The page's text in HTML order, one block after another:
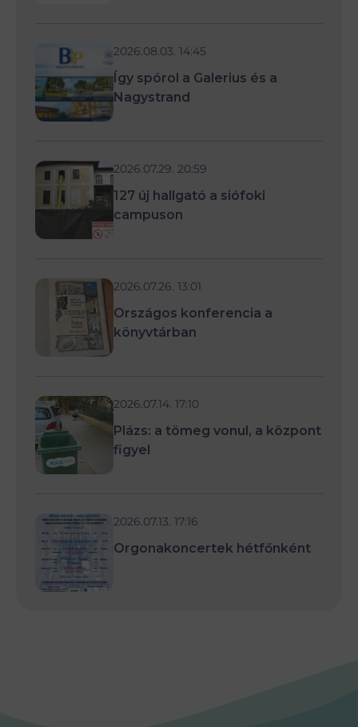
2026.08.03. 14:45
Így spórol a Galerius és a
Nagystrand
2026.07.29. 20:59
127 új hallgató a siófoki
campuson
2026.07.26. 13:01
Országos konferencia a
könyvtárban
2026.07.14. 17:10
Plázs: a tömeg vonul, a központ
figyel
2026.07.13. 17:16
Orgonakoncertek hétfőnként